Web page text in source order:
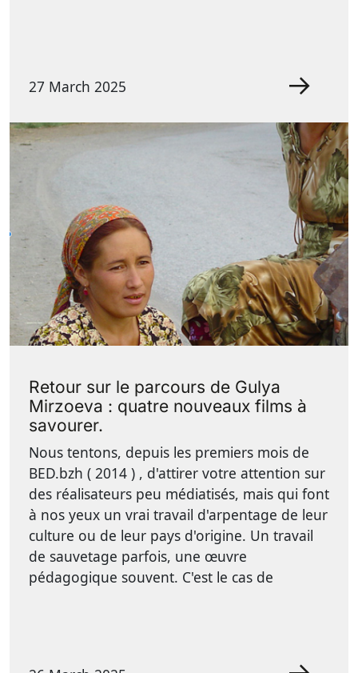
27 March 2025
Retour sur le parcours de Gulya
Mirzoeva : quatre nouveaux films à
savourer.
Nous tentons, depuis les premiers mois de
BED.bzh ( 2014 ) , d'attirer votre attention sur
des réalisateurs peu médiatisés, mais qui font
à nos yeux un vrai travail d'arpentage de leur
culture ou de leur pays d'origine. Un travail
de sauvetage parfois, une œuvre
pédagogique souvent. C'est le cas de